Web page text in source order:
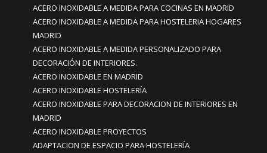
ACERO INOXIDABLE A MEDIDA PARA COCINAS EN MADRID
ACERO INOXIDABLE A MEDIDA PARA HOSTELERIA HOGARES
MADRID
ACERO INOXIDABLE A MEDIDA PERSONALIZADO PARA
DECORACIÓN DE INTERIORES.
ACERO INOXIDABLE EN MADRID
ACERO INOXIDABLE HOSTELERÍA
ACERO INOXIDABLE PARA DECORACION DE INTERIORES EN
MADRID
ACERO INOXIDABLE PROYECTOS
ADAPTACION DE ESPACIO PARA HOSTELERÍA